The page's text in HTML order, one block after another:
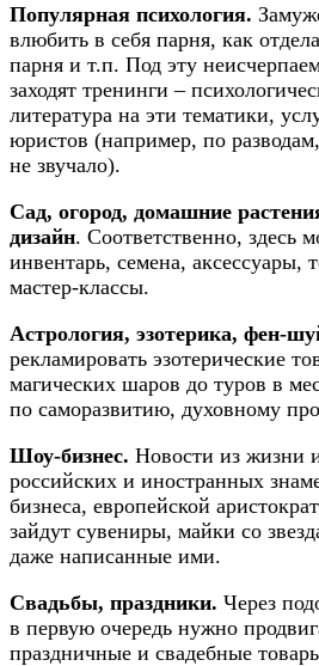
Популярная психология.
влюбить в себя парня, как
парня и т.п. Под эту
заходят тренинги –
литература на эти тематики,
юристов (например, по
не звучало).
Сад, огород, домашние
дизайн. Соответственно, здесь
инвентарь, семена, аксессуары,
мастер-классы.
Астрология, эзотерика, фен-
рекламировать эзотерические
магических шаров до туров в
по саморазвитию, духовному
Шоу-бизнес. Новости из жизни
российских и иностранных
бизнеса, европейской
зайдут сувениры, майки со
даже написанные ими.
Свадьбы, праздники. Через
в первую очередь нужно
праздничные и свадебные